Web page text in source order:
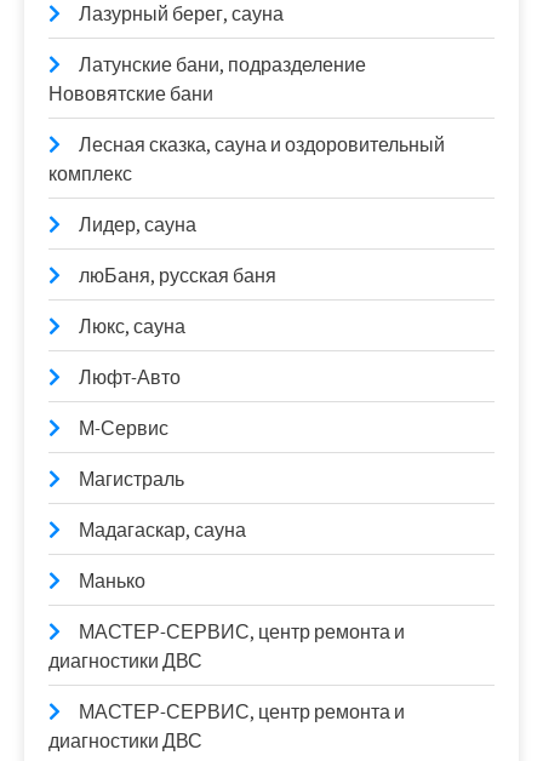
Лазурный берег, сауна
Латунские бани, подразделение
Нововятские бани
Лесная сказка, сауна и оздоровительный
комплекс
Лидер, сауна
люБаня, русская баня
Люкс, сауна
Люфт-Авто
М-Сервис
Магистраль
Мадагаскар, сауна
Манько
МАСТЕР-СЕРВИС, центр ремонта и
диагностики ДВС
МАСТЕР-СЕРВИС, центр ремонта и
диагностики ДВС